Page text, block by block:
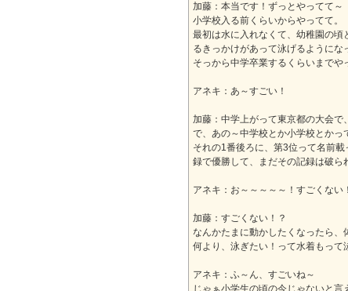
加藤：本当です！ずっとやってて～
小学校入る前くらいからやってて。
最初は水に入れなくて、幼稚園の
るきっかけがあって泳げるようにな
そっから中学卒業するくらいまでや
アネキ：あ～すごい！
加藤：中学上がって東京都の大会で
で、あの～中学校とか小学校とかっ
それの1番後ろに、第3位って名前
録で優勝して、まだその記録は破ら
アネキ：お～～～～～！すごくない
加藤：すごくない！？
なんかたまに動かしたくなったら
何より、泳ぎたい！って水着もって
アネキ：ふ～ん、すごいね～
じゃぁ小学生の頃の今じゃないと